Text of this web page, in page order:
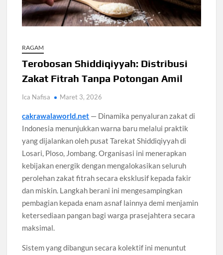
Koperasi Desa Merah Putih Capai 83.382 Badan Hukum,
IPA 2026
Saksi Baru
Harga Tiket Kanye West Jakarta 2026 Mulai Rp1,875 Juta,
Australia Dukung Transformasi Layanan Kesehatan Primer
Indonesia Lewat Riset
Harga Galaxy Z Fold 8 Naik hingga Rp9 Juta, Samsung
Ungkap Alasannya
RAGAM
Terobosan Shiddiqiyyah: Distribusi
Zakat Fitrah Tanpa Potongan Amil
Ica Nafisa Maret 3, 2026
cakrawalaworld.net — Dinamika penyaluran zakat di
Indonesia menunjukkan warna baru melalui praktik
yang dijalankan oleh pusat Tarekat Shiddiqiyyah di
Losari, Ploso, Jombang. Organisasi ini menerapkan
kebijakan energik dengan mengalokasikan seluruh
perolehan zakat fitrah secara eksklusif kepada fakir
dan miskin. Langkah berani ini mengesampingkan
pembagian kepada enam asnaf lainnya demi menjamin
ketersediaan pangan bagi warga prasejahtera secara
maksimal.
Sistem yang dibangun secara kolektif ini menuntut